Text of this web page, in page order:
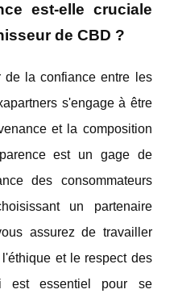
est-elle cruciale
de CBD ?
de la confiance entre les
s'engage à être
et la composition
est un gage de
des consommateurs
un partenaire
assurez de travailler
et le respect des
est essentiel pour se